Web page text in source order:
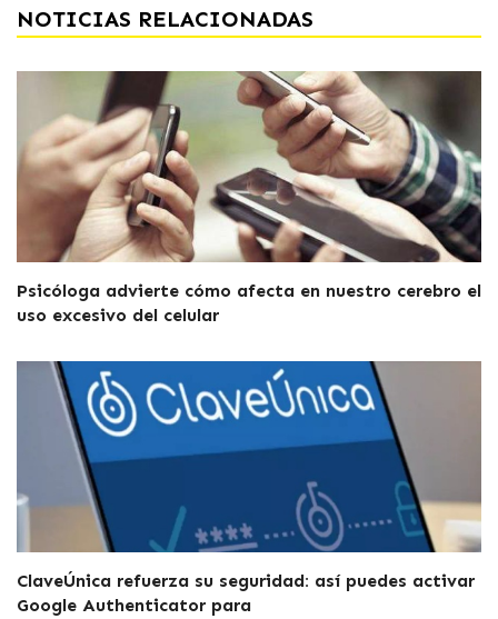
NOTICIAS RELACIONADAS
Psicóloga advierte cómo afecta en nuestro cerebro el
uso excesivo del celular
ClaveÚnica refuerza su seguridad: así puedes activar
Google Authenticator para